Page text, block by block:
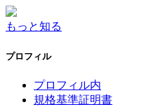
もっと知る
プロフィル
プロフィル内
規格基準証明書